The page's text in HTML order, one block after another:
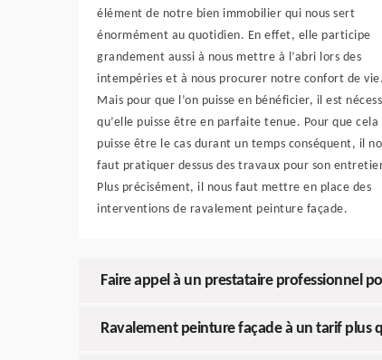
élément de notre bien immobilier qui nous sert
énormément au quotidien. En effet, elle participe
grandement aussi à nous mettre à l’abri lors des
intempéries et à nous procurer notre confort de vie.
Mais pour que l’on puisse en bénéficier, il est
qu’elle puisse être en parfaite tenue. Pour que cela
puisse être le cas durant un temps conséquent, il
faut pratiquer dessus des travaux pour son
Plus précisément, il nous faut mettre en place des
interventions de ravalement peinture façade.
Faire appel à un prestataire professionnel
Ravalement peinture façade à un tarif plus